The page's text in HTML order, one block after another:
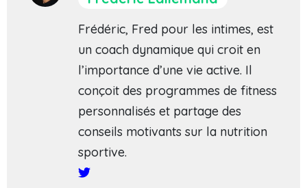
Frédéric, Fred pour les intimes, est
un coach dynamique qui croit en
l’importance d’une vie active. Il
conçoit des programmes de fitness
personnalisés et partage des
conseils motivants sur la nutrition
sportive.